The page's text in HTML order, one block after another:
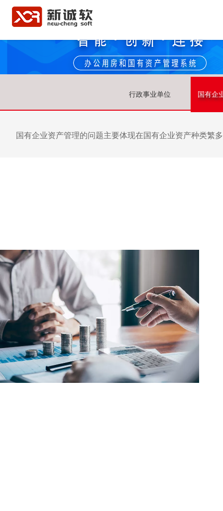
行政事业单位 国有企
国有企业资产管理的问题主要体现在国有企业资产种类繁